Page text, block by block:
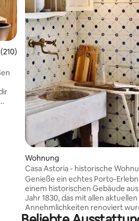
Bewertung: 4,88 von 5, 210
Wohnung
Casa Astoria - historische
Blick auf den Fluss
Genieße ein echtes Porto-
einem historischen Gebäude
Jahr 1830, das mit allen aktuellen
Annehmlichkeiten renoviert
alte Astoria Pension befand sich